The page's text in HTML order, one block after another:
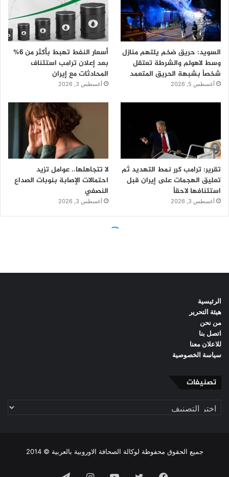
الرئيسية
هيئة التحرير
من نحن
اتصل بنا
للاعلان معنا
سياسة الخصوصية
تصنيفات
تصنيفات
جميع الحقوق محفوظة لوكالة الصحافة الاوروبية بالعربية © 2014